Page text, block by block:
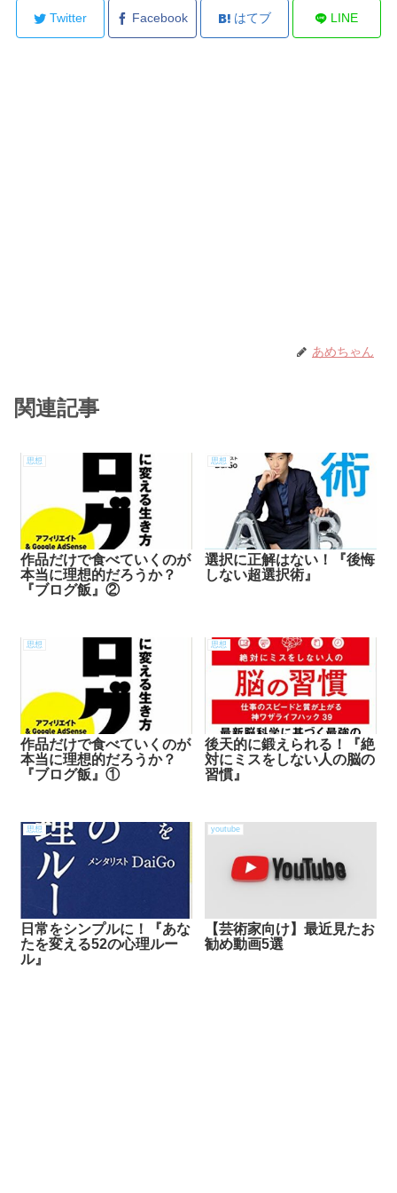
Twitter Facebook はてブ LINE
あめちゃん
関連記事
思想
作品だけで食べていくのが
本当に理想的だろうか？
『ブログ飯』②
思想
選択に正解はない！『後悔
しない超選択術』
思想
作品だけで食べていくのが
本当に理想的だろうか？
『ブログ飯』①
思想
後天的に鍛えられる！『絶
対にミスをしない人の脳の
習慣』
思想
日常をシンプルに！『あな
たを変える52の心理ルー
ル』
youtube
【芸術家向け】最近見たお
勧め動画5選